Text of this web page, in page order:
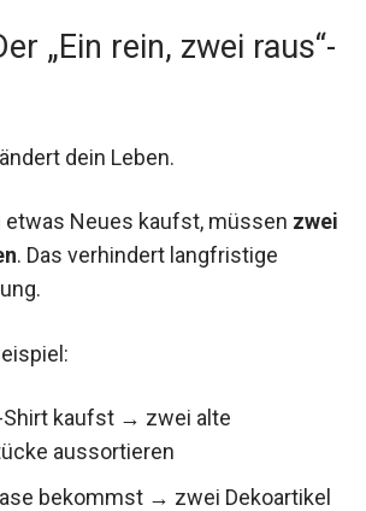
„Ein rein, zwei raus“-
dein Leben.
etwas Neues kaufst, müssen zwei
. Das verhindert langfristige
Shirt kaufst → zwei alte
aussortieren
bekommst → zwei Dekoartikel